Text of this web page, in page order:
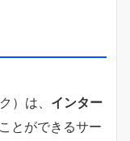
）は、 インター
ことができるサー